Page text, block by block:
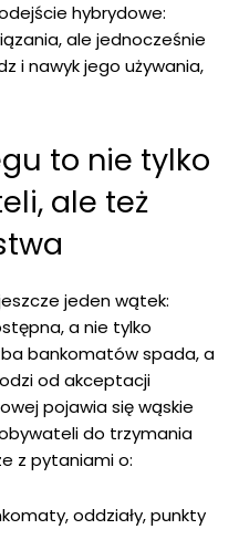
hybrydowe:
ale jednocześnie
i nawyk jego używania,
to nie tylko
ale też
jeden wątek:
a nie tylko
bankomatów spada, a
od akceptacji
pojawia się wąskie
do trzymania
z pytaniami o:
oddziały, punkty